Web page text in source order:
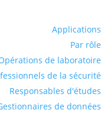
Applications
Par rôle
de laboratoire
de la sécurité
Responsables d'études
de données